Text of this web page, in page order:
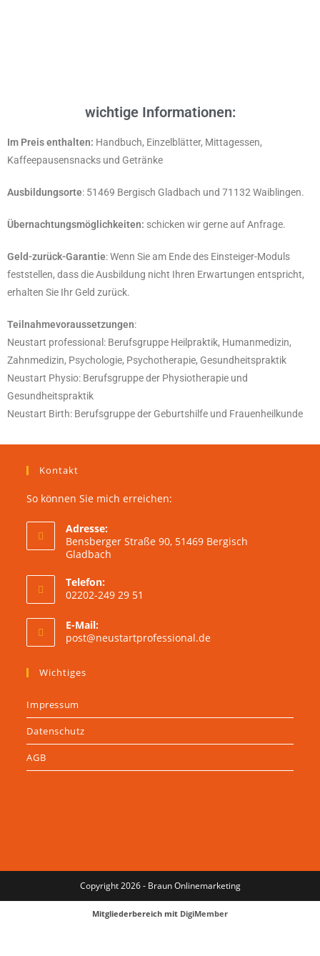
wichtige Informationen:
Im Preis enthalten: Handbuch, Einzelblätter, Mittagessen,
Kaffeepausensnacks und Getränke
Ausbildungsorte: 51469 Bergisch Gladbach und 71132 Waiblingen.
Übernachtungsmöglichkeiten: schicken wir gerne auf Anfrage.
Geld-zurück-Garantie: Wenn Sie am Ende des Einsteiger-Moduls
feststellen, dass die Ausbildung nicht Ihren Erwartungen entspricht,
erhalten Sie Ihr Geld zurück.
Teilnahmevoraussetzungen:
Neustart professional: Berufsgruppe Heilpraktik, Humanmedizin,
Zahnmedizin, Psychologie, Psychotherapie, Gesundheitspraktik
Neustart Physio: Berufsgruppe der Physiotherapie und
Gesundheitspraktik
Neustart Birth: Berufsgruppe der Geburtshilfe und Frauenheilkunde
Kontakt
So können Sie mich erreichen:
Adresse:
Bensberger Straße 90, 51469 Bergisch
Gladbach
Telefon:
02202-249 29 51
E-Mail:
post@neustartprofessional.de
Wichtiges
Impressum
Datenschutz
AGB
Copyright 2026 - Braun Onlinemarketing
Mitgliederbereich mit DigiMember